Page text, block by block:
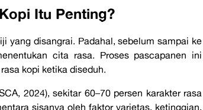
Itu Penting?
yang disangrai. Padahal, sebelum sampai ke
cita rasa. Proses pascapanen ini
kopi ketika diseduh.
2024), sekitar 60–70 persen karakter rasa
sisanya oleh faktor varietas, ketinggian,